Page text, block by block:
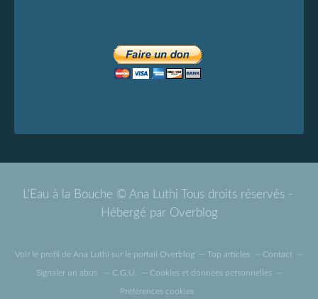
L'Eau à la Bouche © Ana Luthi Tous droits réservés -
Hébergé par Overblog
Voir le profil de Ana Luthi sur le portail Overblog Top articles Contact
Signaler un abus C.G.U. Cookies et données personnelles
Préférences cookies